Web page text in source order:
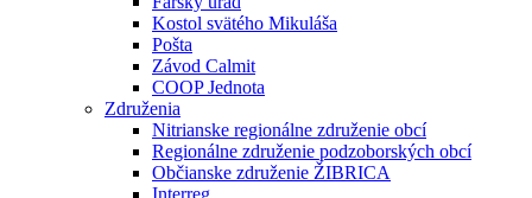
Kostol svätého Mikuláša
Pošta
Závod Calmit
COOP Jednota
Združenia
Nitrianske regionálne združenie obcí
Regionálne združenie podzoborských obcí
Občianske združenie ŽIBRICA
Interreg